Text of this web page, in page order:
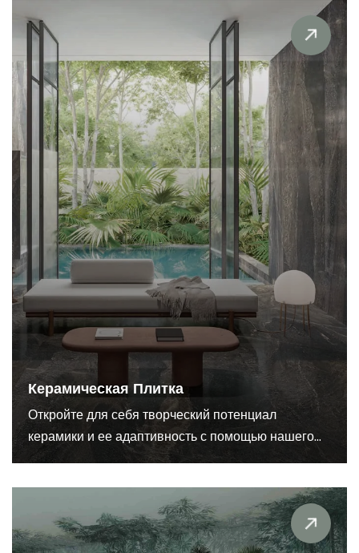
Керамическая Плитка
Откройте для себя творческий потенциал
керамики и ее адаптивность с помощью нашего...